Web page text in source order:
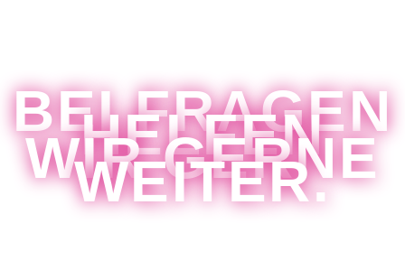
BEI FRAGEN
HELFEN
WIR GERNE
WEITER.